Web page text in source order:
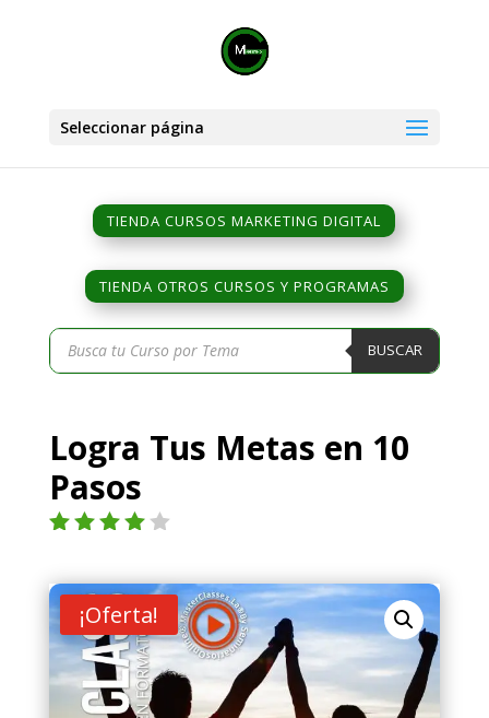
Seleccionar página
TIENDA CURSOS MARKETING DIGITAL
TIENDA OTROS CURSOS Y PROGRAMAS
Búsqueda
de
productos
BUSCAR
Logra Tus Metas en 10
Pasos
4.00de
5 en
base a
valoraci
ón de
un
cliente
¡Oferta!